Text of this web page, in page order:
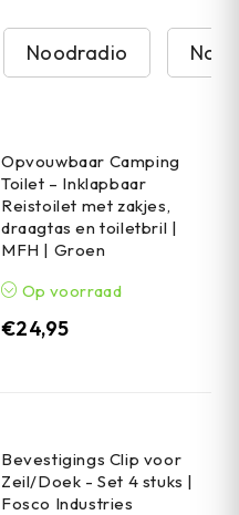
Noodradio
Opvouwbaar Camping
Toilet – Inklapbaar
Reistoilet met zakjes,
draagtas en toiletbril |
MFH | Groen
Op voorraad
€24,95
Bevestigings Clip voor
Zeil/Doek - Set 4 stuks |
Fosco Industries